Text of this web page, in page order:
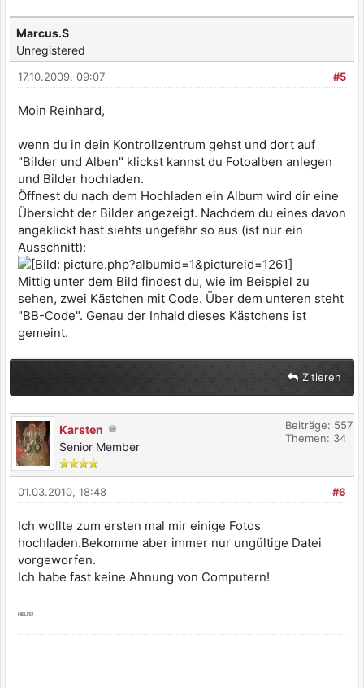
Marcus.S
Unregistered
#5
17.10.2009, 09:07
Moin Reinhard,
wenn du in dein Kontrollzentrum gehst und dort auf
"Bilder und Alben" klickst kannst du Fotoalben anlegen
und Bilder hochladen.
Öffnest du nach dem Hochladen ein Album wird dir eine
Übersicht der Bilder angezeigt. Nachdem du eines davon
angeklickt hast siehts ungefähr so aus (ist nur ein
Ausschnitt):
Mittig unter dem Bild findest du, wie im Beispiel zu
sehen, zwei Kästchen mit Code. Über dem unteren steht
"BB-Code". Genau der Inhald dieses Kästchens ist
gemeint.
Zitieren
Karsten
Senior Member
Beiträge: 557
Themen: 34
#6
01.03.2010, 18:48
Ich wollte zum ersten mal mir einige Fotos
hochladen.Bekomme aber immer nur ungültige Datei
vorgeworfen.
Ich habe fast keine Ahnung von Computern!
HIELFE!!